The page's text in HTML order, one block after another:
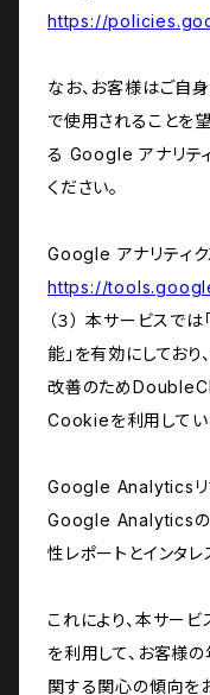
https://
なお、お客様はご自
で使用されることを
る Google アナリテ
ください。
Google アナリティク
https://
（３） 本サービス
能」を有効にしてお
改善のため
Cookieを利用してい
Google Analyticsリ
Google Analyticsの
性レポートとインタレ
これにより、本サ
を利用して、お客様
関する関心の傾向を